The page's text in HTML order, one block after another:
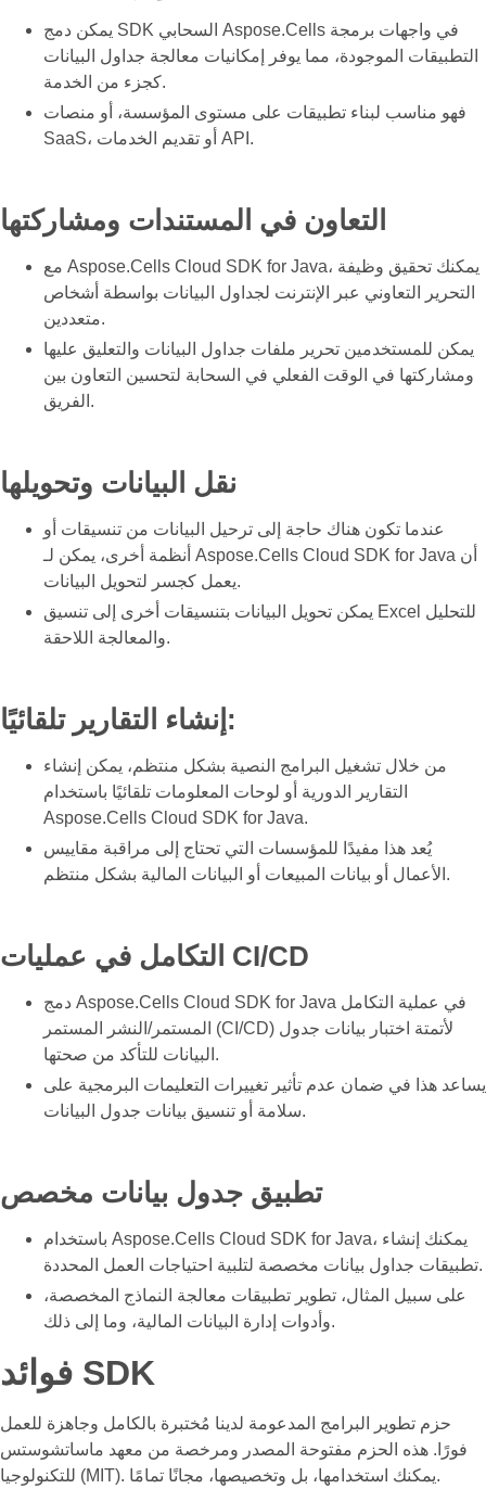
يمكن دمج SDK السحابي Aspose.Cells في واجهات برمجة
التطبيقات الموجودة، مما يوفر إمكانيات معالجة جداول البيانات
كجزء من الخدمة.
فهو مناسب لبناء تطبيقات على مستوى المؤسسة، أو منصات
SaaS، أو تقديم الخدمات API.
التعاون في المستندات ومشاركتها
مع Aspose.Cells Cloud SDK for Java، يمكنك تحقيق وظيفة
التحرير التعاوني عبر الإنترنت لجداول البيانات بواسطة أشخاص
متعددين.
يمكن للمستخدمين تحرير ملفات جداول البيانات والتعليق عليها
ومشاركتها في الوقت الفعلي في السحابة لتحسين التعاون بين
الفريق.
نقل البيانات وتحويلها
عندما تكون هناك حاجة إلى ترحيل البيانات من تنسيقات أو
أنظمة أخرى، يمكن لـ Aspose.Cells Cloud SDK for Java أن
يعمل كجسر لتحويل البيانات.
يمكن تحويل البيانات بتنسيقات أخرى إلى تنسيق Excel للتحليل
والمعالجة اللاحقة.
إنشاء التقارير تلقائيًا:
من خلال تشغيل البرامج النصية بشكل منتظم، يمكن إنشاء
التقارير الدورية أو لوحات المعلومات تلقائيًا باستخدام
Aspose.Cells Cloud SDK for Java.
يُعد هذا مفيدًا للمؤسسات التي تحتاج إلى مراقبة مقاييس
الأعمال أو بيانات المبيعات أو البيانات المالية بشكل منتظم.
التكامل في عمليات CI/CD
دمج Aspose.Cells Cloud SDK for Java في عملية التكامل
المستمر/النشر المستمر (CI/CD) لأتمتة اختبار بيانات جدول
البيانات للتأكد من صحتها.
يساعد هذا في ضمان عدم تأثير تغييرات التعليمات البرمجية على
سلامة أو تنسيق بيانات جدول البيانات.
تطبيق جدول بيانات مخصص
باستخدام Aspose.Cells Cloud SDK for Java، يمكنك إنشاء
تطبيقات جداول بيانات مخصصة لتلبية احتياجات العمل المحددة.
على سبيل المثال، تطوير تطبيقات معالجة النماذج المخصصة،
وأدوات إدارة البيانات المالية، وما إلى ذلك.
فوائد SDK
حزم تطوير البرامج المدعومة لدينا مُختبرة بالكامل وجاهزة للعمل
فورًا. هذه الحزم مفتوحة المصدر ومرخصة من معهد ماساتشوستس
للتكنولوجيا (MIT). يمكنك استخدامها، بل وتخصيصها، مجانًا تمامًا.